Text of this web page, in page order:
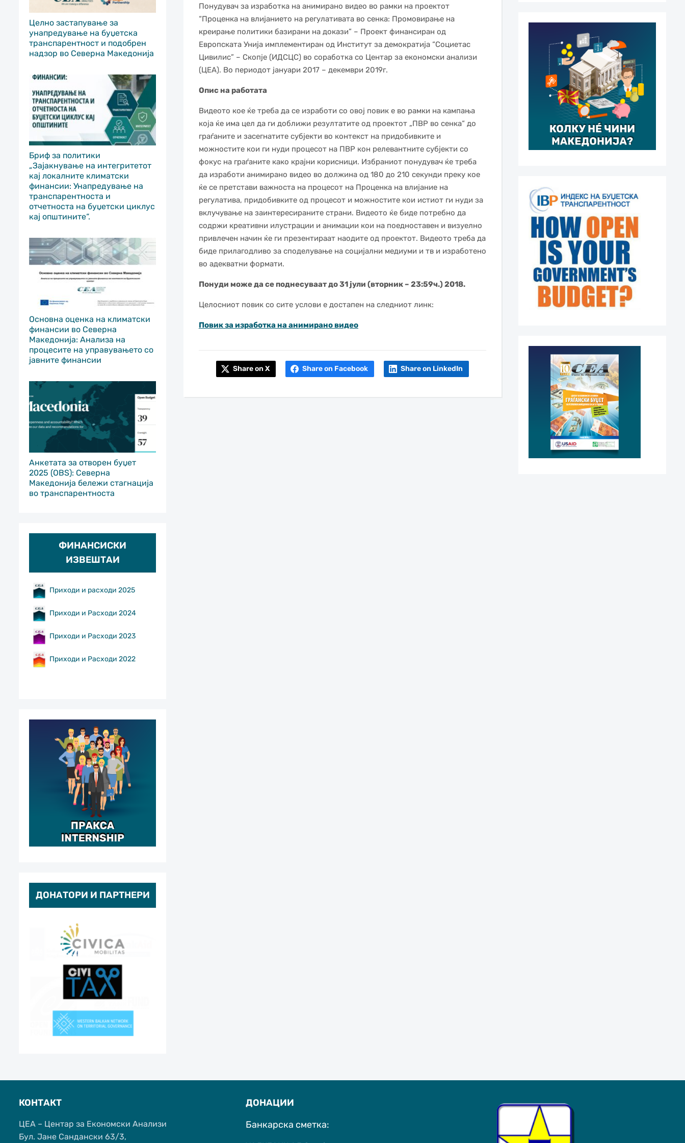
Целно застапување за
унапредување на буџетска
транспарентност и подобрен
надзор во Северна Македонија
Бриф за политики
„Зајакнување на интегритетот
кај локалните климатски
финансии: Унапредување на
транспарентноста и
отчетноста на буџетски циклус
кај општините“.
Основна оценка на климатски
финансии во Северна
Македонија: Анализа на
процесите на управувањето со
јавните финансии
Анкетата за отворен буџет
2025 (OBS): Северна
Македонија бележи стагнација
во транспарентноста
ФИНАНСИСКИ
ИЗВЕШТАИ
Приходи и расходи 2025
Приходи и Расходи 2024
Приходи и Расходи 2023
Приходи и Расходи 2022
ДОНАТОРИ И ПАРТНЕРИ
Понудувач за изработка на анимирано видео во рамки на проектот
“Проценка на влијанието на регулативата во сенка: Промовирање на
креирање политики базирани на докази” – Проект финансиран од
Европската Унија имплементиран од Институт за демократија “Социетас
Цивилис” – Скопје (ИДСЦС) во соработка со Центар за економски анализи
(ЦЕА). Во периодот јануари 2017 – декември 2019г.
Опис на работата
Видеото кое ќе треба да се изработи со овој повик е во рамки на кампања
која ќе има цел да ги доближи резултатите од проектот „ПВР во сенка“ до
граѓаните и засегнатите субјекти во контекст на придобивките и
можностите кои ги нуди процесот на ПВР кон релевантните субјекти со
фокус на граѓаните како крајни корисници. Избраниот понудувач ќе треба
да изработи анимирано видео во должина од 180 до 210 секунди преку кое
ќе се претстави важноста на процесот на Проценка на влијание на
регулатива, придобивките од процесот и можностите кои истиот ги нуди за
вклучување на заинтересираните страни. Видеото ќе биде потребно да
содржи креативни илустрации и анимации кои на поедноставен и визуелно
привлечен начин ќе ги презентираат наодите од проектот. Видеото треба да
биде прилагодливо за споделување на социјални медиуми и тв и изработено
во адекватни формати.
Понуди може да се поднесуваат до 31 јули (вторник – 23:59ч.) 2018.
Целосниот повик со сите услови е достапен на следниот линк:
Повик за изработка на анимирано видео
Share on X Share on Facebook Share on LinkedIn
КОНТАКТ
ЦЕА – Центар за Економски Анализи
Бул. Јане Сандански 63/3,
ДОНАЦИИ
Банкарска сметка: